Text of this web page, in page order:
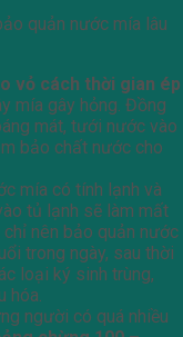
quản nước mía lâu
vỏ cách thời gian ép
mía gây hỏng. Đồng
mát, tưới nước vào
bảo chất nước cho
mía có tính lạnh và
tủ lạnh sẽ làm mất
nên bảo quản nước
trong ngày, sau thời
loại ký sinh trùng,
hóa.
người có quá nhiều